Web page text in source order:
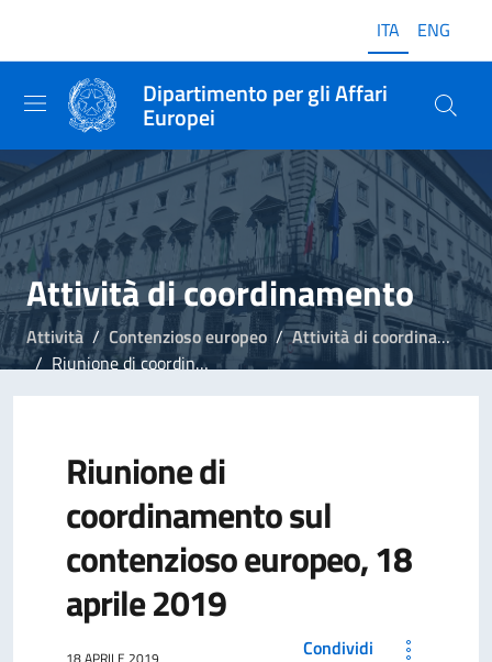
ITA ENG
Dipartimento per gli Affari
Europei
Attività di coordinamento
Attività Contenzioso europeo
Attività di coordinamento
Riunione di coordinamento sul contenzioso europeo, 18 aprile 2019
Riunione di
coordinamento sul
contenzioso europeo, 18
aprile 2019
Condividi